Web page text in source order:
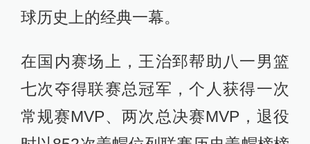
球历史上的经典一幕。
在国内赛场上，王治郅帮助八一男篮
七次夺得联赛总冠军，个人获得一次
常规赛MVP、两次总决赛MVP，退役